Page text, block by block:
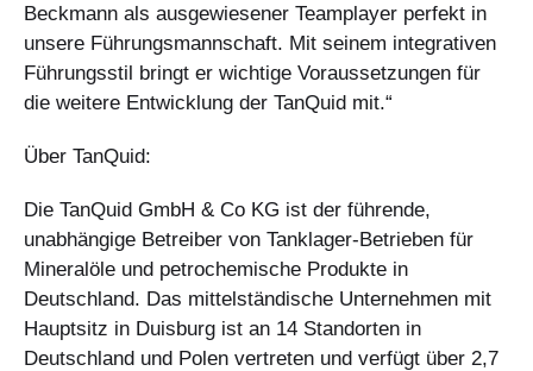
Beckmann als ausgewiesener Teamplayer perfekt in
unsere Führungsmannschaft. Mit seinem integrativen
Führungsstil bringt er wichtige Voraussetzungen für
die weitere Entwicklung der TanQuid mit.“
Über TanQuid:
Die TanQuid GmbH & Co KG ist der führende,
unabhängige Betreiber von Tanklager-Betrieben für
Mineralöle und petrochemische Produkte in
Deutschland. Das mittelständische Unternehmen mit
Hauptsitz in Duisburg ist an 14 Standorten in
Deutschland und Polen vertreten und verfügt über 2,7